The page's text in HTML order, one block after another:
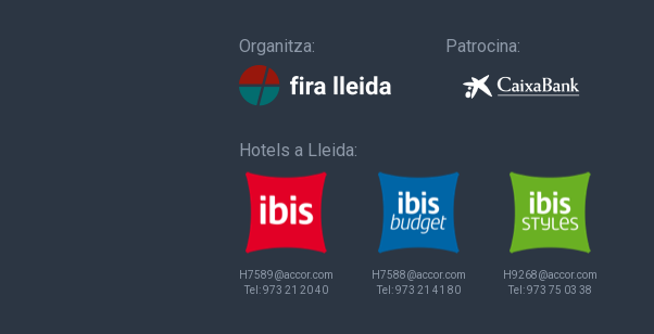
Organitza: Patrocina:
Hotels a Lleida:
H7589@accor.com
Tel:973 21 20 40
H7588@accor.com
Tel:973 21 41 80
H9268@accor.com
Tel:973 75 03 38